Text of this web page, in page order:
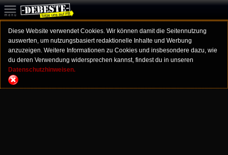
Diese Website verwendet Cookies. Wir können damit die Seitennutzung
auswerten, um nutzungsbasiert redaktionelle Inhalte und Werbung
anzuzeigen. Weitere Informationen zu Cookies und insbesondere dazu, wie
du deren Verwendung widersprechen kannst, findest du in unseren
Datenschutzhinweisen.